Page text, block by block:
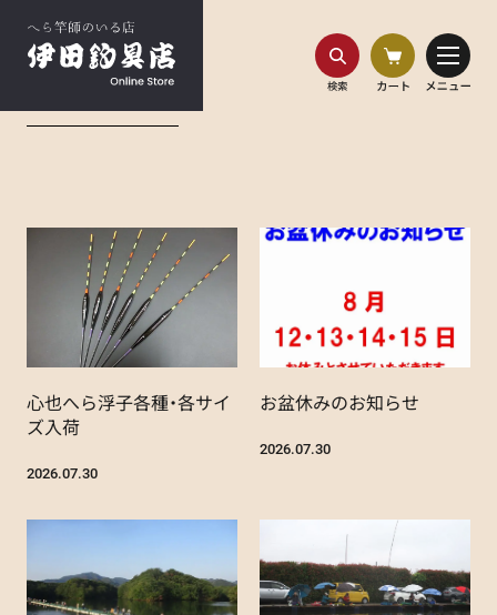
ブログ
心也へら浮子各種・各サイ
ズ入荷
2026.07.30
お盆休みのお知らせ
2026.07.30